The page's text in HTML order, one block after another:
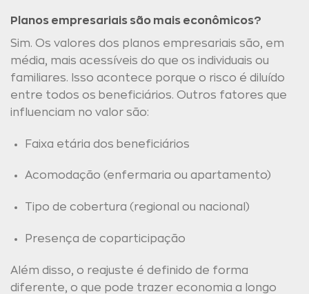
Planos empresariais são mais econômicos?
Sim. Os valores dos planos empresariais são, em
média, mais acessíveis do que os individuais ou
familiares. Isso acontece porque o risco é diluído
entre todos os beneficiários. Outros fatores que
influenciam no valor são:
Faixa etária dos beneficiários
Acomodação (enfermaria ou apartamento)
Tipo de cobertura (regional ou nacional)
Presença de coparticipação
Além disso, o reajuste é definido de forma
diferente, o que pode trazer economia a longo